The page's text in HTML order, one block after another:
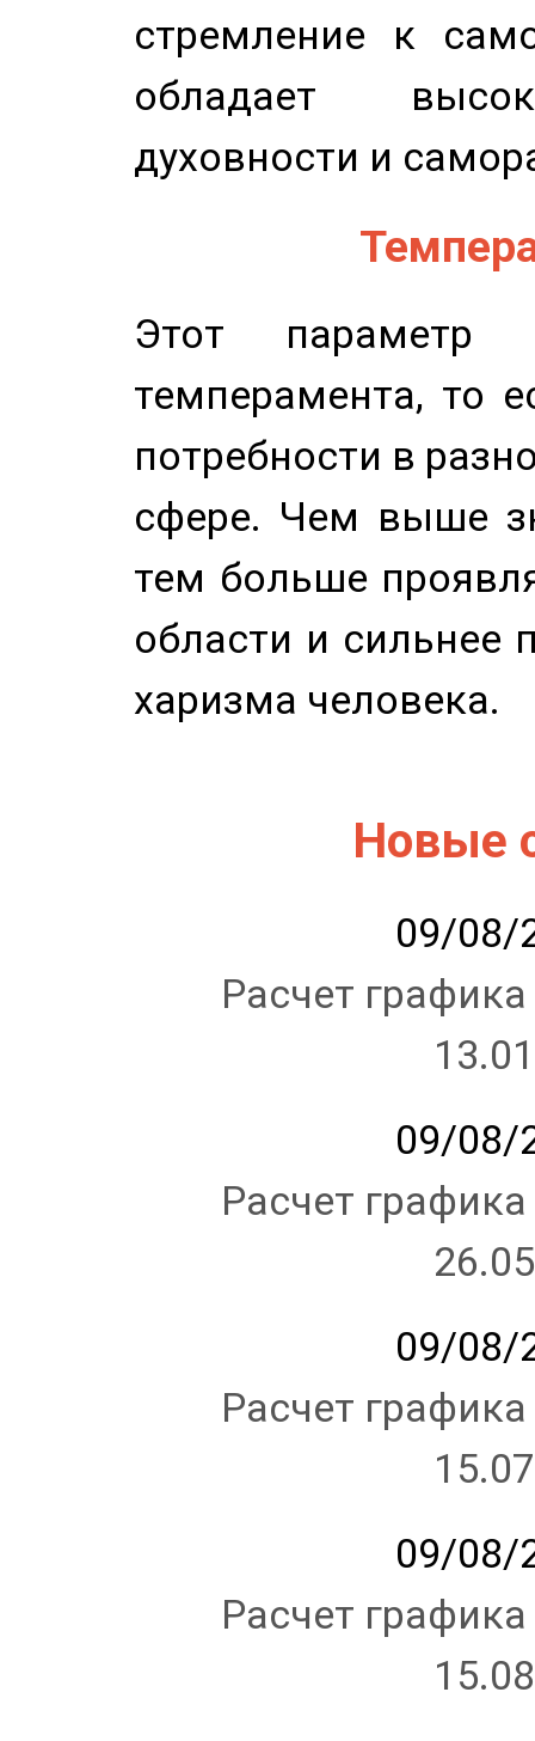
стремление к
обладает
духовности и
Этот параметр
темперамента, то
потребности в
сфере. Чем выше
тем больше
области и сильнее
харизма человека.
Новые
09/08/
Расчет
09/08/
Расчет
09/08/
Расчет
09/08/
Расчет